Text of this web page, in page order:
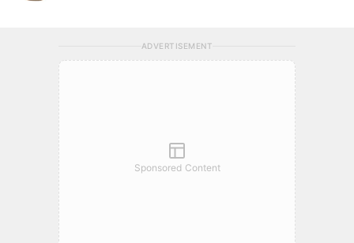
ADVERTISEMENT
Sponsored Content